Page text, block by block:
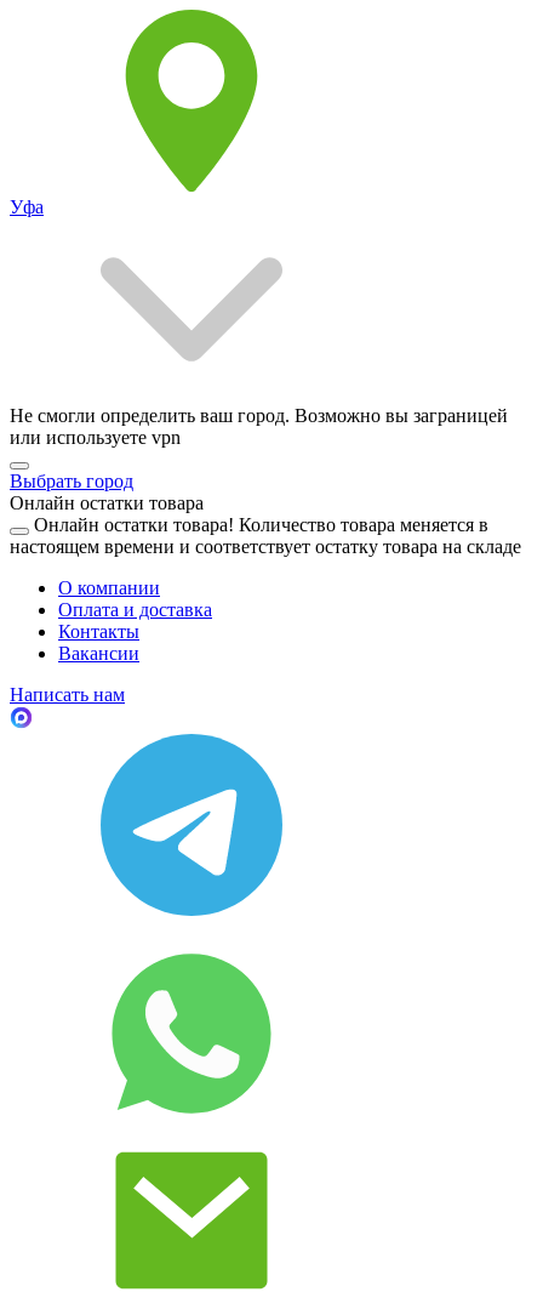
Уфа
Не смогли определить ваш город. Возможно вы заграницей
или используете vpn
Выбрать город
Онлайн остатки товара
Онлайн остатки товара! Количество товара меняется в
настоящем времени и соответствует остатку товара на складе
О компании
Оплата и доставка
Контакты
Вакансии
Написать нам